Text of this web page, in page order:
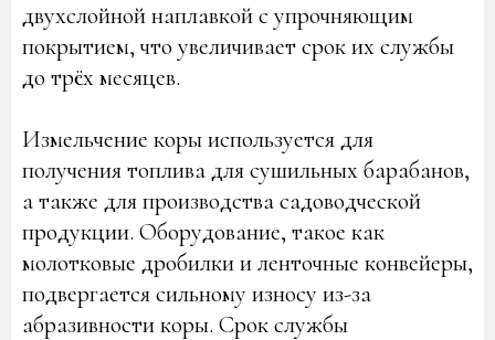
двухслойной наплавкой с упрочняющим
покрытием, что увеличивает срок их службы
до трёх месяцев.
Измельчение коры используется для
получения топлива для сушильных барабанов,
а также для производства садоводческой
продукции. Оборудование, такое как
молотковые дробилки и ленточные конвейеры,
подвергается сильному износу из-за
абразивности коры. Срок службы